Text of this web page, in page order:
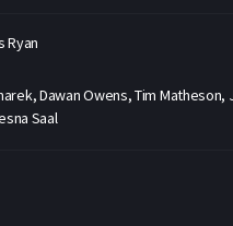
Ryan
Dawan Owens, Tim Matheson,
Saal